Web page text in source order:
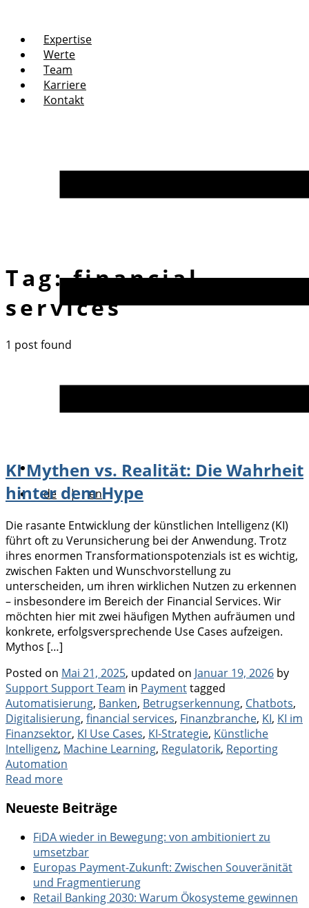
Expertise
Werte
Team
Karriere
Kontakt
de | en
Tag:financial
services
1 post found
KI Mythen vs. Realität: Die Wahrheit
hinter dem Hype
Die rasante Entwicklung der künstlichen Intelligenz (KI)
führt oft zu Verunsicherung bei der Anwendung. Trotz
ihres enormen Transformationspotenzials ist es wichtig,
zwischen Fakten und Wunschvorstellung zu
unterscheiden, um ihren wirklichen Nutzen zu erkennen
– insbesondere im Bereich der Financial Services. Wir
möchten hier mit zwei häufigen Mythen aufräumen und
konkrete, erfolgsversprechende Use Cases aufzeigen.
Mythos […]
Posted on Mai 21, 2025, updated on Januar 19, 2026 by
Support Support Team in Categories
Paymenttagged
Automatisierung, Banken, Betrugserkennung, Chatbots,
Digitalisierung, financial services, Finanzbranche, KI, KI im
Finanzsektor, KI Use Cases, KI-Strategie, Künstliche
Intelligenz, Machine Learning, Regulatorik, Reporting
Automation
Read more
Neueste Beiträge
FiDA wieder in Bewegung: von ambitioniert zu
umsetzbar
Europas Payment-Zukunft: Zwischen Souveränität
und Fragmentierung
Retail Banking 2030: Warum Ökosysteme gewinnen